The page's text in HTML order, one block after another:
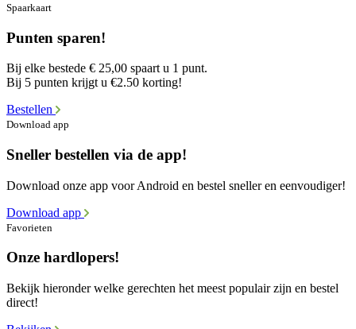
Spaarkaart
Punten sparen!
Bij elke bestede € 25,00 spaart u 1 punt.
Bij 5 punten krijgt u €2.50 korting!
Bestellen
Download app
Sneller bestellen via de app!
Download onze app voor Android en bestel sneller en eenvoudiger!
Download app
Favorieten
Onze hardlopers!
Bekijk hieronder welke gerechten het meest populair zijn en bestel
direct!